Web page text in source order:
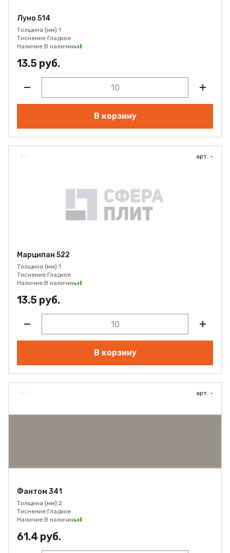
Луно 514
Толщина (мм):1
Тиснение:Гладкое
Наличие:В наличии
13.5 руб.
В корзину
арт. -
Марципан 522
Толщина (мм):1
Тиснение:Гладкое
Наличие:В наличии
13.5 руб.
В корзину
арт. -
Фантом 341
Толщина (мм):2
Тиснение:Гладкое
Наличие:В наличии
61.4 руб.